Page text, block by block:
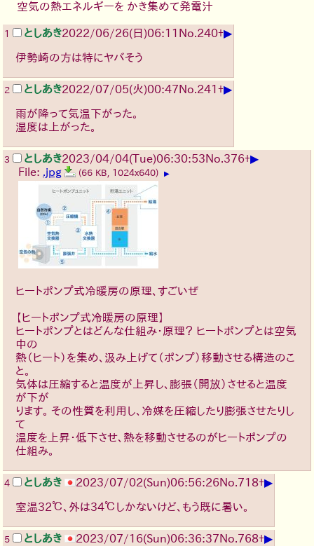
空気の熱エネルギーを かき集めて発電汁
1 としあき2022/06/26(日)06:11 No.240+▶
伊勢崎の方は特にヤバそう
2 としあき2022/07/05(火)00:47No.241 +▶
雨が降って気温下がった。
湿度は上がった。
3 としあき2023/04/04(Tue)06:30:53No.376+▶
File: .jpg (66 KB, 1024x640) ▶
ヒートポンプ式冷暖房の原理、すごいぜ
【ヒートポンプ式冷暖房の原理】
ヒートポンプとはどんな仕組み・原理？ ヒートポンプとは空気
中の
熱（ヒート）を集め、汲み上げて（ポンプ）移動させる構造のこ
と。
気体は圧縮すると温度が上昇し、膨張（開放）させると温度
が下が
ります。 その性質を利用し、冷媒を圧縮したり膨張させたりし
て
温度を上昇・低下させ、熱を移動させるのがヒートポンプの
仕組み。
4 としあき 2023/07/02(Sun)06:56:26No.718+▶
室温32℃、外は34℃しかないけど、もう既に暑い。
5 としあき 2023/07/16(Sun)06:36:37No.768+▶